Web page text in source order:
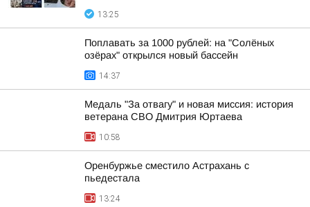
13:25
Поплавать за 1000 рублей: на "Солёных
озёрах" открылся новый бассейн
14:37
Медаль "За отвагу" и новая миссия: история
ветерана СВО Дмитрия Юртаева
10:58
Оренбуржье сместило Астрахань с
пьедестала
13:24